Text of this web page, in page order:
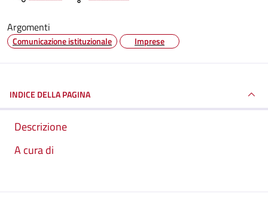
Argomenti
Comunicazione istituzionale Imprese
INDICE DELLA PAGINA
Descrizione
A cura di